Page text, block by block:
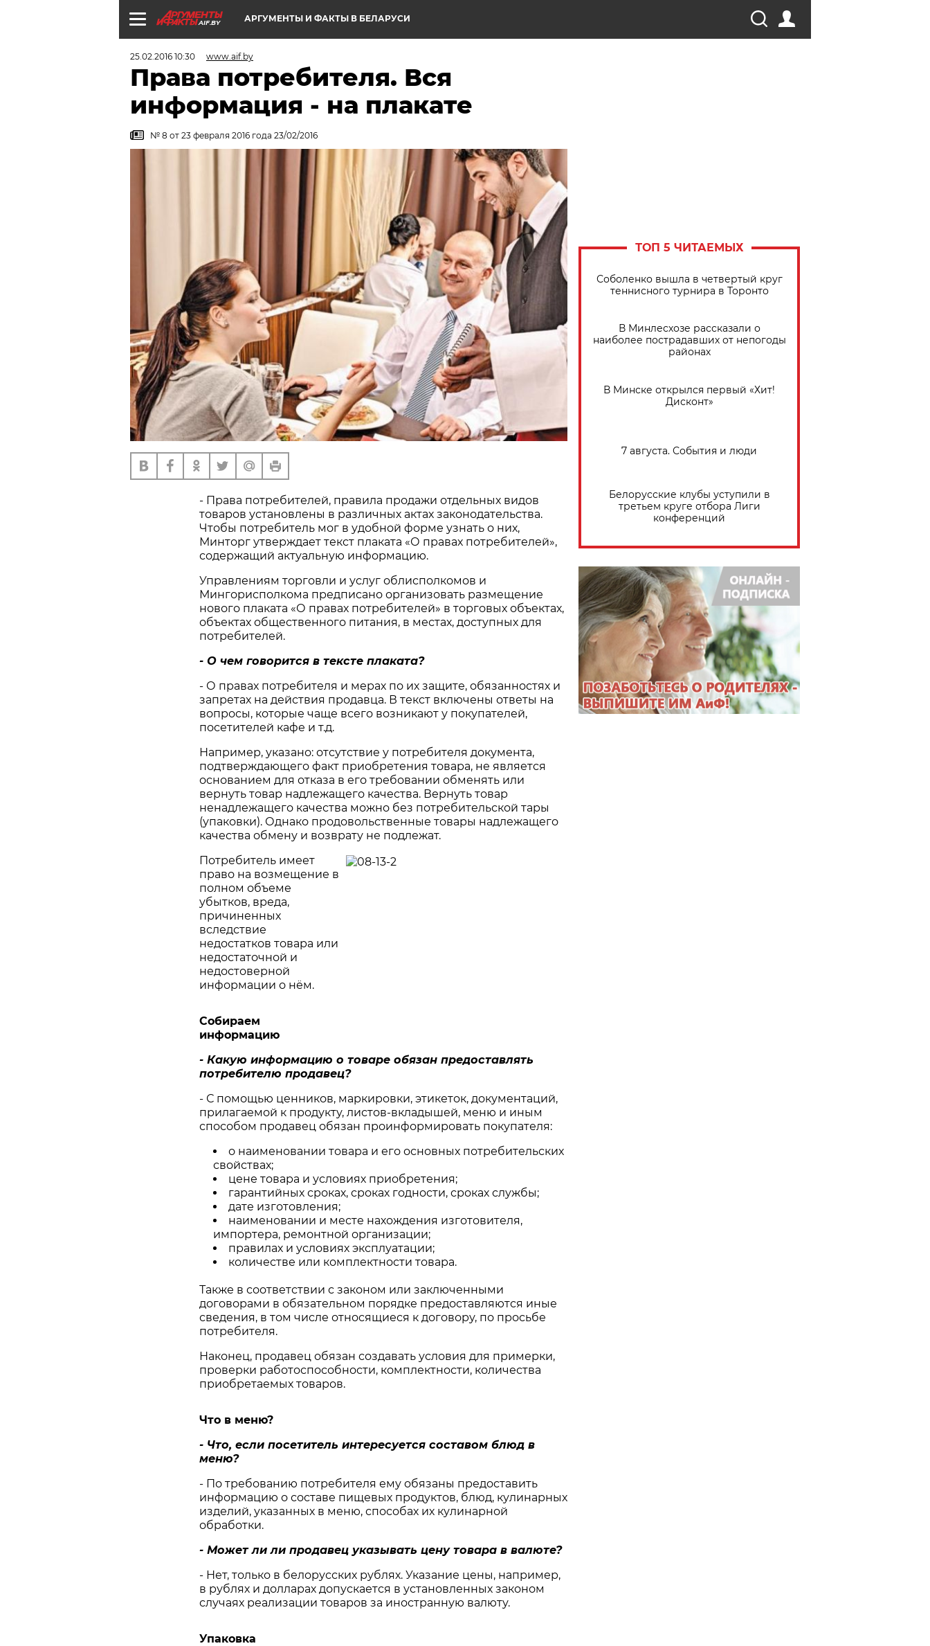
AIF.BY АРГУМЕНТЫ И ФАКТЫ В БЕЛАРУСИ
25.02.2016 10:30 www.aif.by
Права потребителя. Вся
информация - на плакате
№ 8 от 23 февраля 2016 года 23/02/2016
- Права потребителей, правила продажи отдельных видов
товаров установлены в различных актах законодательства.
Чтобы потребитель мог в удобной форме узнать о них,
Минторг утверждает текст плаката «О правах потребителей»,
содержащий актуальную информацию.
Управлениям торговли и услуг облисполкомов и
Мингорисполкома предписано организовать размещение
нового плаката «О правах потребителей» в торговых объектах,
объектах общественного питания, в местах, доступных для
потребителей.
- О чем говорится в тексте плаката?
- О правах потребителя и мерах по их защите, обязанностях и
запретах на действия продавца. В текст включены ответы на
вопросы, которые чаще всего возникают у покупателей,
посетителей кафе и т.д.
Например, указано: отсутствие у потребителя документа,
подтверждающего факт приобретения товара, не является
основанием для отказа в его требовании обменять или
вернуть товар надлежащего качества. Вернуть товар
ненадлежащего качества можно без потребительской тары
(упаковки). Однако продовольственные товары надлежащего
качества обмену и возврату не подлежат.
Потребитель имеет
право на возмещение в
полном объеме
убытков, вреда,
причиненных
вследствие
недостатков товара или
недостаточной и
недостоверной
информации о нём.
Собираем
информацию
- Какую информацию о товаре обязан предоставлять
потребителю продавец?
- С помощью ценников, маркировки, этикеток, документаций,
прилагаемой к продукту, листов-вкладышей, меню и иным
способом продавец обязан проинформировать покупателя:
о наименовании товара и его основных потребительских
свойствах;
цене товара и условиях приобретения;
гарантийных сроках, сроках годности, сроках службы;
дате изготовления;
наименовании и месте нахождения изготовителя,
импортера, ремонтной организации;
правилах и условиях эксплуатации;
количестве или комплектности товара.
Также в соответствии с законом или заключенными
договорами в обязательном порядке предоставляются иные
сведения, в том числе относящиеся к договору, по просьбе
потребителя.
Наконец, продавец обязан создавать условия для примерки,
проверки работоспособности, комплектности, количества
приобретаемых товаров.
Что в меню?
- Что, если посетитель интересуется составом блюд в
меню?
- По требованию потребителя ему обязаны предоставить
информацию о составе пищевых продуктов, блюд, кулинарных
изделий, указанных в меню, способах их кулинарной
обработки.
- Может ли ли продавец указывать цену товара в валюте?
- Нет, только в белорусских рублях. Указание цены, например,
в рублях и долларах допускается в установленных законом
случаях реализации товаров за иностранную валюту.
Упаковка
ТОП 5 ЧИТАЕМЫХ
Соболенко вышла в четвертый круг
теннисного турнира в Торонто
В Минлесхозе рассказали о
наиболее пострадавших от непогоды
районах
В Минске открылся первый «Хит!
Дисконт»
7 августа. События и люди
Белорусские клубы уступили в
третьем круге отбора Лиги
конференций